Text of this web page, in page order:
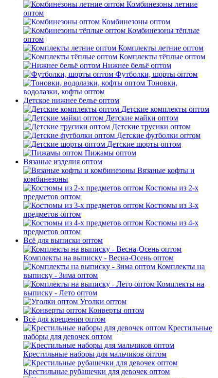
Комбинезоны летние
оптом
Комбинезоны оптом
Комбинезоны тёплые
оптом
Комплекты летние оптом
Комплекты тёплые оптом
Нижнее бельё оптом
Футболки, шорты оптом
Тоновки,
водолазки, кофты оптом
Детское нижнее белье оптом
Детские комплекты оптом
Детские майки оптом
Детские трусики оптом
Детские футболки оптом
Детские шорты оптом
Пижамы оптом
Вязаные изделия оптом
Вязаные кофты и
комбинезоны
Костюмы из 2-х
предметов оптом
Костюмы из 3-х
предметов оптом
Костюмы из 4-х
предметов оптом
Всё для выписки оптом
Комплекты на выписку - Весна-Осень оптом
Комплекты на
выписку - Зима оптом
Комплекты на
выписку - Лето оптом
Уголки оптом
Конверты оптом
Всё для крещения оптом
Крестильные
наборы для девочек оптом
Крестильные наборы для мальчиков оптом
Крестильные рубашечки для девочек оптом